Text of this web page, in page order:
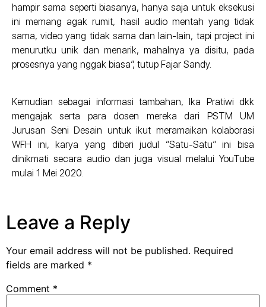
hampir sama seperti biasanya, hanya saja untuk eksekusi
ini memang agak rumit, hasil audio mentah yang tidak
sama, video yang tidak sama dan lain-lain, tapi project ini
menurutku unik dan menarik, mahalnya ya disitu, pada
prosesnya yang nggak biasa”, tutup Fajar Sandy.
Kemudian sebagai informasi tambahan, Ika Pratiwi dkk
mengajak serta para dosen mereka dari PSTM UM
Jurusan Seni Desain untuk ikut meramaikan kolaborasi
WFH ini, karya yang diberi judul “Satu-Satu” ini bisa
dinikmati secara audio dan juga visual melalui YouTube
mulai 1 Mei 2020.
Leave a Reply
Your email address will not be published. Required
fields are marked *
Comment *